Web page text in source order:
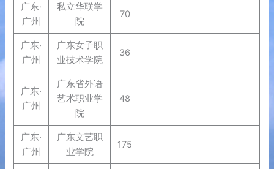
广东·
广州
私立华联学
院
70
广东·
广州
广东女子职
业技术学院
36
广东·
广州
广东省外语
艺术职业学
院
48
广东·
广州
广东文艺职
业学院
175